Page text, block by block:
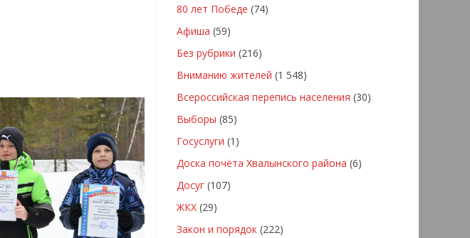
80 лет Победе (74)
Афиша (59)
Без рубрики (216)
Вниманию жителей (1 548)
Всероссийская перепись населения (30)
Выборы (85)
Госуслуги (1)
Доска почёта Хвалынского района (6)
Досуг (107)
ЖКХ (29)
Закон и порядок (222)